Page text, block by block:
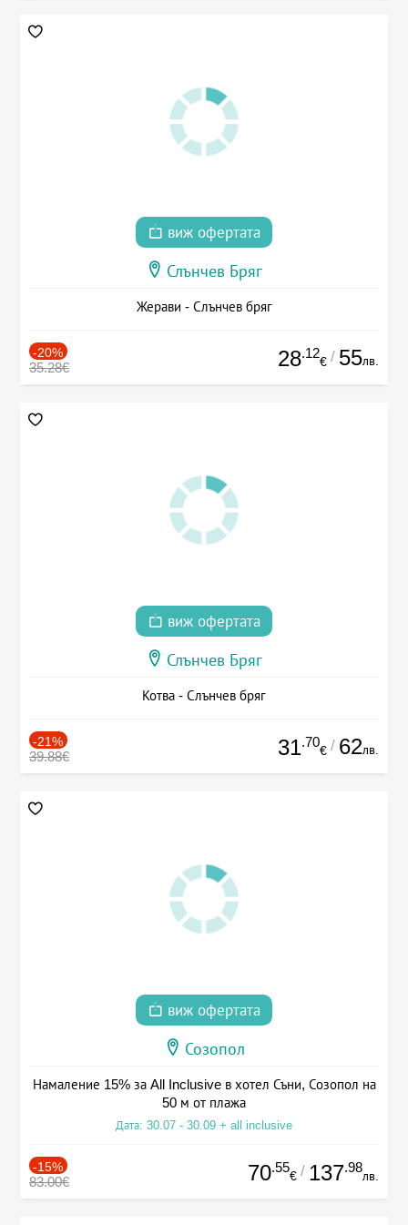
виж офертата
Слънчев Бряг
Жерави - Слънчев бряг
-20%
35.28€ 28.12
€ / 55лв.
виж офертата
Слънчев Бряг
Котва - Слънчев бряг
-21%
39.88€ 31.70
€ / 62лв.
виж офертата
Созопол
Намаление 15% за All Inclusive в хотел Съни, Созопол на
50 м от плажа
Дата: 30.07 - 30.09 + all inclusive
-15%
83.00€ 70.55
€ / 137.98
лв.